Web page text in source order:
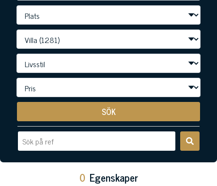
SÖK
0 Egenskaper